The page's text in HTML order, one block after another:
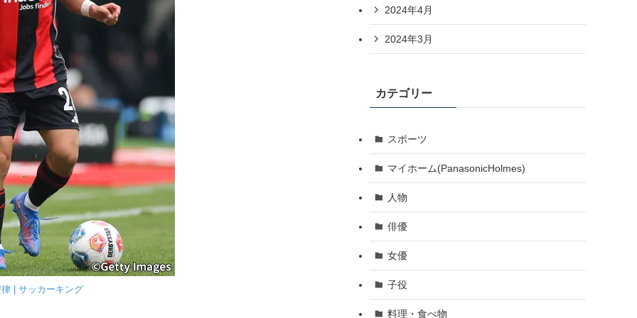
| サッカーキング
2024年4月
2024年3月
カテゴリー
スポーツ
マイホーム(PanasonicHolmes)
人物
俳優
女優
子役
料理・食べ物